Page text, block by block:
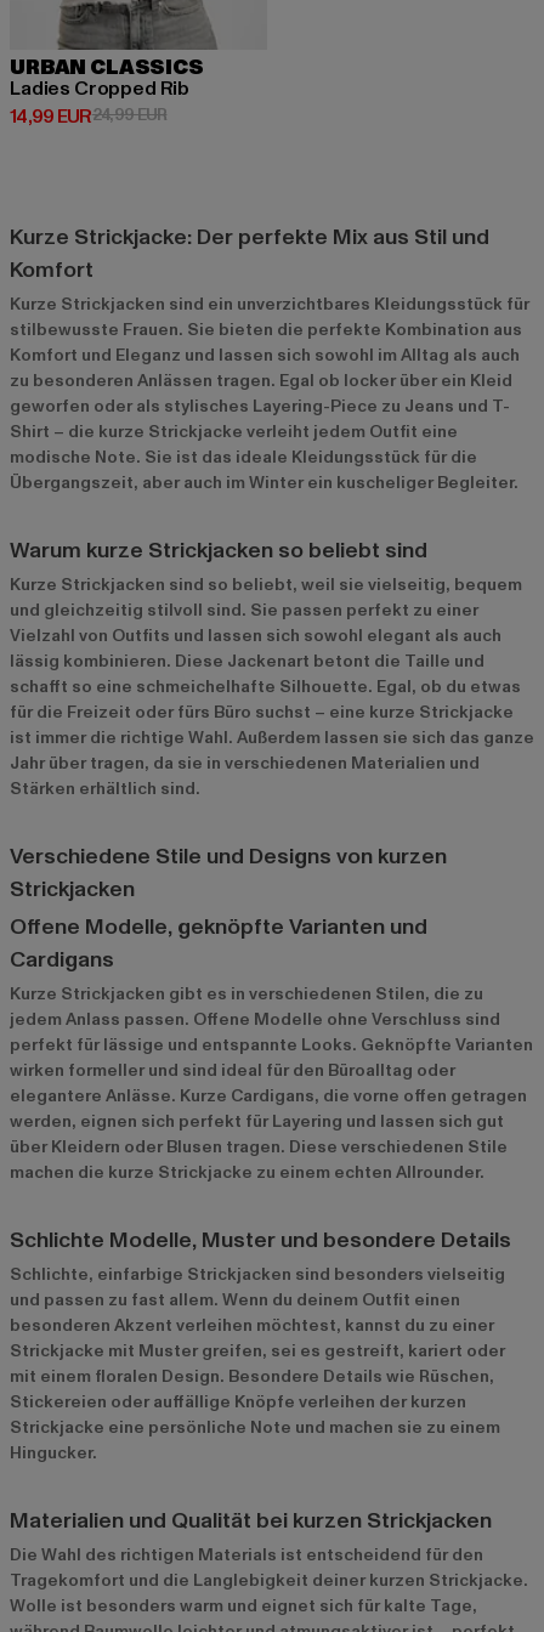
URBAN CLASSICS
Ladies Cropped Rib
14,99 EUR
Derzeitiger Preis: 14,99 EUR
24,99 EURAktionspreis: 24,99 EUR
Kurze Strickjacke: Der perfekte Mix aus Stil und
Komfort
Kurze Strickjacken sind ein unverzichtbares Kleidungsstück für
stilbewusste Frauen. Sie bieten die perfekte Kombination aus
Komfort und Eleganz und lassen sich sowohl im Alltag als auch
zu besonderen Anlässen tragen. Egal ob locker über ein Kleid
geworfen oder als stylisches Layering-Piece zu Jeans und T-
Shirt – die kurze Strickjacke verleiht jedem Outfit eine
modische Note. Sie ist das ideale Kleidungsstück für die
Übergangszeit, aber auch im Winter ein kuscheliger Begleiter.
Warum kurze Strickjacken so beliebt sind
Kurze Strickjacken sind so beliebt, weil sie vielseitig, bequem
und gleichzeitig stilvoll sind. Sie passen perfekt zu einer
Vielzahl von Outfits und lassen sich sowohl elegant als auch
lässig kombinieren. Diese Jackenart betont die Taille und
schafft so eine schmeichelhafte Silhouette. Egal, ob du etwas
für die Freizeit oder fürs Büro suchst – eine kurze Strickjacke
ist immer die richtige Wahl. Außerdem lassen sie sich das ganze
Jahr über tragen, da sie in verschiedenen Materialien und
Stärken erhältlich sind.
Verschiedene Stile und Designs von kurzen
Strickjacken
Offene Modelle, geknöpfte Varianten und
Cardigans
Kurze Strickjacken gibt es in verschiedenen Stilen, die zu
jedem Anlass passen. Offene Modelle ohne Verschluss sind
perfekt für lässige und entspannte Looks. Geknöpfte Varianten
wirken formeller und sind ideal für den Büroalltag oder
elegantere Anlässe. Kurze Cardigans, die vorne offen getragen
werden, eignen sich perfekt für Layering und lassen sich gut
über Kleidern oder Blusen tragen. Diese verschiedenen Stile
machen die kurze Strickjacke zu einem echten Allrounder.
Schlichte Modelle, Muster und besondere Details
Schlichte, einfarbige Strickjacken sind besonders vielseitig
und passen zu fast allem. Wenn du deinem Outfit einen
besonderen Akzent verleihen möchtest, kannst du zu einer
Strickjacke mit Muster greifen, sei es gestreift, kariert oder
mit einem floralen Design. Besondere Details wie Rüschen,
Stickereien oder auffällige Knöpfe verleihen der kurzen
Strickjacke eine persönliche Note und machen sie zu einem
Hingucker.
Materialien und Qualität bei kurzen Strickjacken
Die Wahl des richtigen Materials ist entscheidend für den
Tragekomfort und die Langlebigkeit deiner kurzen Strickjacke.
Wolle ist besonders warm und eignet sich für kalte Tage,